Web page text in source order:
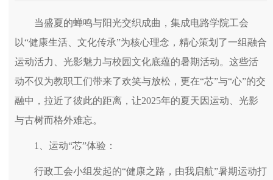
当盛夏的蝉鸣与阳光交织成曲，集成电路学院工会
以“健康生活、文化传承”为核心理念，精心策划了一组融合
运动活力、光影魅力与校园文化底蕴的暑期活动。这些活
动不仅为教职工们带来了欢笑与放松，更在“芯”与“心”的交
融中，拉近了彼此的距离，让2025年的夏天因运动、光影
与古树而格外难忘。
1、运动“芯”体验：
行政工会小组发起的“健康之路，由我启航”暑期运动打